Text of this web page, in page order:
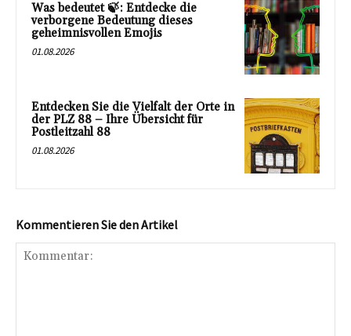
Was bedeutet 🍃: Entdecke die
verborgene Bedeutung dieses
geheimnisvollen Emojis
01.08.2026
Entdecken Sie die Vielfalt der Orte in
der PLZ 88 – Ihre Übersicht für
Postleitzahl 88
01.08.2026
Kommentieren Sie den Artikel